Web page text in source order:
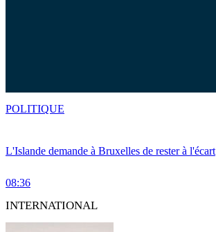
L'Islande demande à Bruxelles de rester à l'écart
08:36
POLITIQUE
INTERNATIONAL